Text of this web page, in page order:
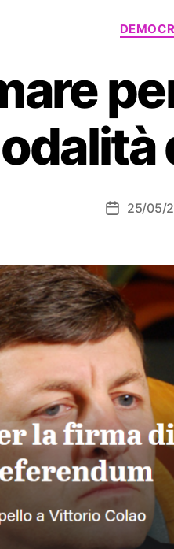
Data25/05/